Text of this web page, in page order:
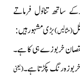
ساتھ تناوُل فرماتے
(مثالیں)بڑی مشہور ہیں:
خربوزے ہی کا ہے۔
رنگ پکڑتا ہے۔(یعنی